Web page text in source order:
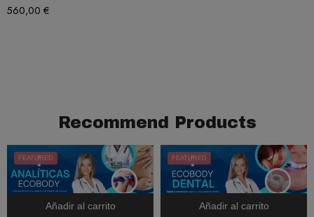
560,00 €
Recommend Products
FEATURED
Añadir al carrito
FEATURED
Añadir al carrito